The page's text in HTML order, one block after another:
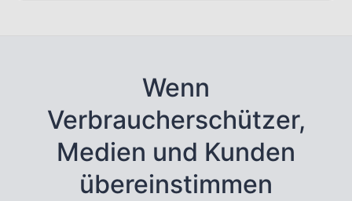
Wenn
Verbraucherschützer,
Medien und Kunden
übereinstimmen